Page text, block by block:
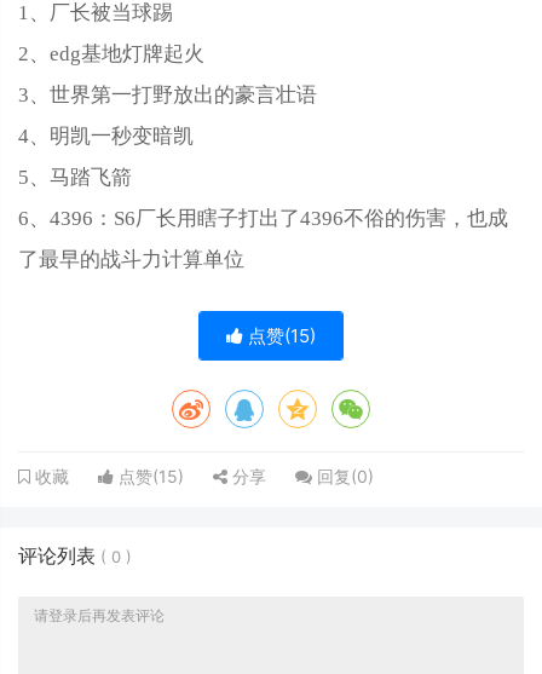
1、厂长被当球踢
2、edg基地灯牌起火
3、世界第一打野放出的豪言壮语
4、明凯一秒变暗凯
5、马踏飞箭
6、4396：S‌‌‌‌‌‌‌‌‌‌‌‌‌6厂长用瞎子打出了4396不俗的伤害，也成
了最早的战斗力计算单位
点赞(15)
收藏 点赞(15) 分享 回复(0)
评论列表 ( 0 )